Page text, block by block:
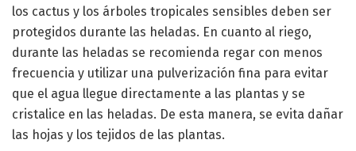
los cactus y los árboles tropicales sensibles deben ser
protegidos durante las heladas. En cuanto al riego,
durante las heladas se recomienda regar con menos
frecuencia y utilizar una pulverización fina para evitar
que el agua llegue directamente a las plantas y se
cristalice en las heladas. De esta manera, se evita dañar
las hojas y los tejidos de las plantas.